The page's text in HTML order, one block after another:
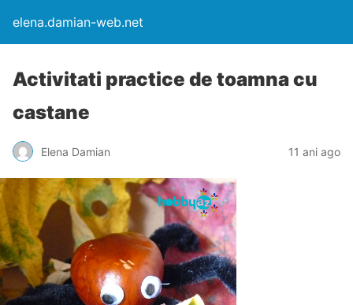
elena.damian-web.net
Activitati practice de toamna cu
castane
Elena Damian 11 ani ago